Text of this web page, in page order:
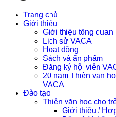
Trang chủ
Giới thiệu
Giới thiệu tổng quan
Lịch sử VACA
Hoạt động
Sách và ấn phẩm
Đăng ký hội viên
20 năm Thiên văn
VACA
Đào tạo
Thiên văn học cho
Giới thiệu /